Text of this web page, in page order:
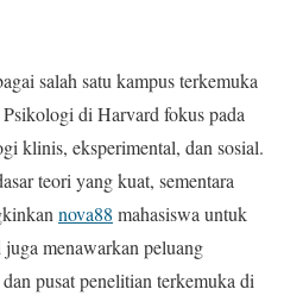
salah satu kampus terkemuka
di Harvard fokus pada
klinis, eksperimental, dan sosial.
teori yang kuat, sementara
nova88 mahasiswa untuk
menawarkan peluang
pusat penelitian terkemuka di